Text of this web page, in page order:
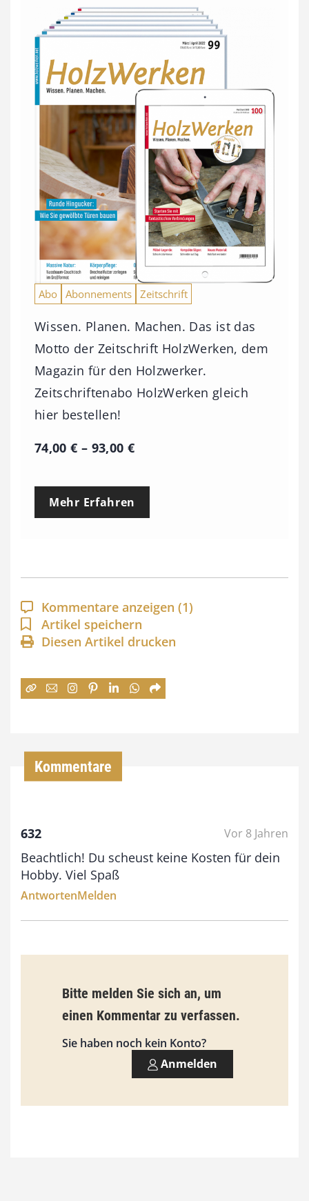
Abo Abonnements Zeitschrift
Wissen. Planen. Machen. Das ist das
Motto der Zeitschrift HolzWerken, dem
Magazin für den Holzwerker.
Zeitschriftenabo HolzWerken gleich
hier bestellen!
74,00€ – 93,00 €P
e
p
a
n
n
:
b
3
0
0
Mehr Erfahren
Kommentare anzeigen (1)
Artikel speichern
Diesen Artikel drucken
Kommentare
632 Vor 8 Jahren
Beachtlich! Du scheust keine Kosten für dein
Hobby. Viel Spaß
AntwortenMelden
Bitte melden Sie sich an, um
einen Kommentar zu verfassen.
Sie haben noch kein Konto?
Anmelden